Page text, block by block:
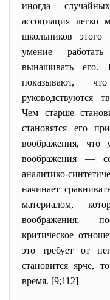
иногда
ассоциация легко
школьников этого
умение
вынашивать его.
показывают,
руководствуются
Чем старше
становятся его
воображения, что
воображения —
аналитико-
начинает
материалом,
воображения;
критическое
это требует от
становится ярче,
время. [9;112]